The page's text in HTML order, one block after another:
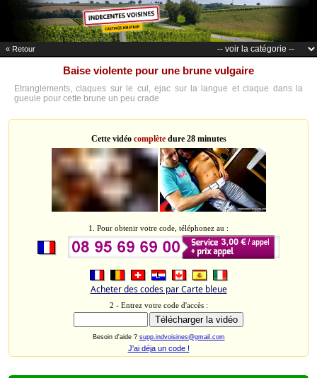
« Retour
Baise violente pour une brune vulgaire
Etranglements, claques sur le cul, ejac sur la langue et claque dans la
gueule pour cette brune un peu crade
Cette vidéo complètedure 28 minutes
1. Pour obtenir votre code, téléphonez au :
Acheter des codes par Carte bleue
2 - Entrez votre code d'accès :
Besoin d'aide ? supp.indvoisines@gmail.com
J'ai déja un code !